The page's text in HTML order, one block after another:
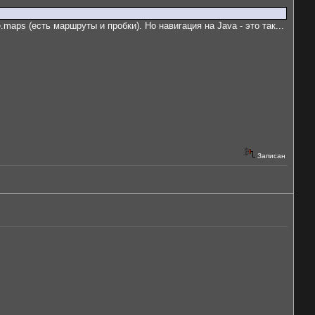
(есть маршруты и пробки). Но навигация на Java - это так...
Записан